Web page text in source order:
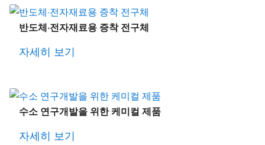
반도체·전자재료용 증착 전구체
자세히 보기
수소 연구개발을 위한 케미컬 제품
자세히 보기